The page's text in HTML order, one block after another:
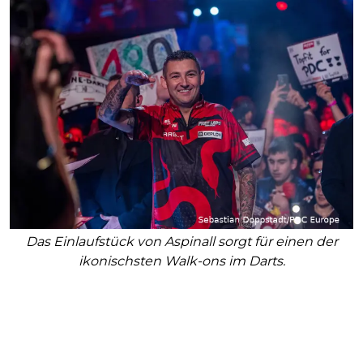
Das Einlaufstück von Aspinall sorgt für einen der
ikonischsten Walk-ons im Darts.